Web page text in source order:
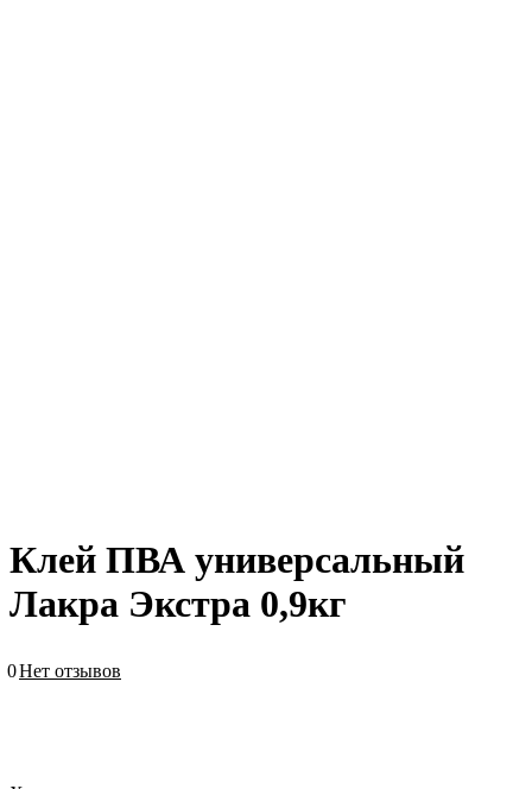
Клей ПВА универсальный
Лакра Экстра 0,9кг
0Нет отзывов